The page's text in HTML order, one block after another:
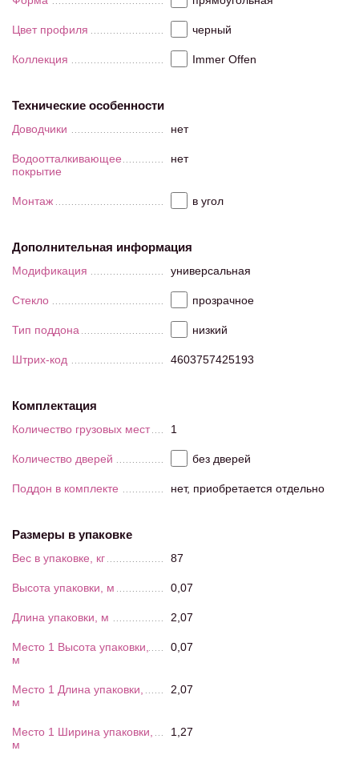
Цвет профиля черный
Коллекция Immer Offen
Технические особенности
Доводчики нет
Водоотталкивающее
покрытие
нет
Монтаж в угол
Дополнительная информация
Модификация универсальная
Стекло прозрачное
Тип поддона низкий
Штрих-код 4603757425193
Комплектация
Количество грузовых мест 1
Количество дверей без дверей
Поддон в комплекте нет, приобретается отдельно
Размеры в упаковке
Вес в упаковке, кг 87
Высота упаковки, м 0,07
Длина упаковки, м 2,07
Место 1 Высота упаковки,
м
0,07
Место 1 Длина упаковки,
м
2,07
Место 1 Ширина упаковки,
м
1,27